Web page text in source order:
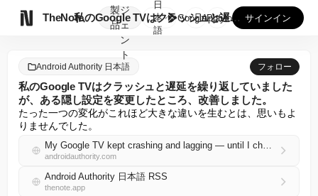
TheNote
製
品
ジ
ェ
ン
ト
私のGoogle TVはクラッシュと遅延を繰り返していました...
日
本
語
GooglePlay
AppStore サインイン
Android Authority 日本語 フォロー
私のGoogle TVはクラッシュと遅延を繰り返していました
が、ある隠し設定を変更したところ、改善しました。
たった一つの変化がこれほど大きな違いを生むとは、思いもよ
りませんでした。
My Google TV kept crashing and lagging — until I changed one hidden setting
androidauthority.com
Android Authority 日本語 RSS
thenote.app